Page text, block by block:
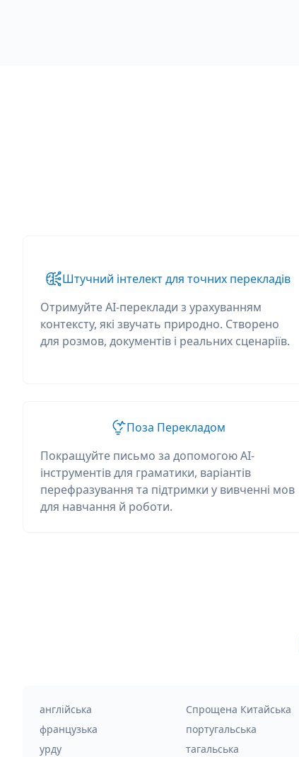
Штучний інтелект для точних перекладів
Отримуйте AI-переклади з урахуванням
контексту, які звучать природно. Створено
для розмов, документів і реальних сценаріїв.
Поза Перекладом
Покращуйте письмо за допомогою AI-
інструментів для граматики, варіантів
перефразування та підтримки у вивченні мов
для навчання й роботи.
англійська Спрощена Китайська
французька
португальська
урду
тагальська